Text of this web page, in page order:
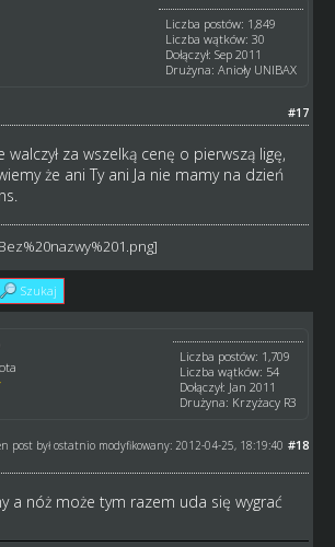
Liczba postów: 1,849
Liczba wątków: 30
Dołączył: Sep 2011
Drużyna: Anioły UNIBAX
#17
za wszelką cenę o pierwszą ligę,
że ani Ty ani Ja nie mamy na dzień
Szukaj
Liczba postów: 1,709
Liczba wątków: 54
Dołączył: Jan 2011
Drużyna: Krzyżacy R3
#18
post był ostatnio modyfikowany: 2012-04-25, 18:19:40
a nóż może tym razem uda się wygrać